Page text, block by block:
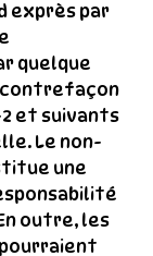
exprès par
quelque
contrefaçon
et suivants
Le non-
une
outre, les